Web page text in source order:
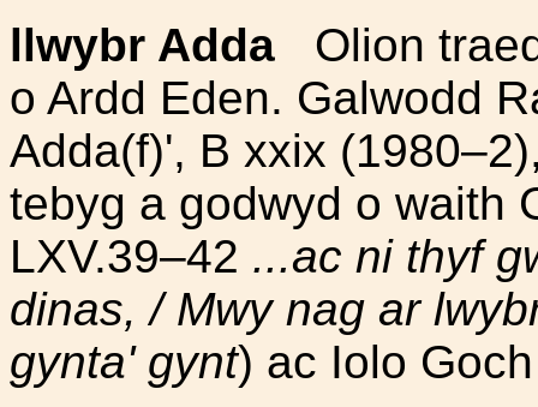
llwybr Adda
Olion
o Ardd Eden. Galwodd
Adda(f)', B xxix
tebyg a godwyd o waith
LXV.39–42 ...ac ni thyf
dinas, / Mwy nag ar
gynta' gynt) ac Iolo